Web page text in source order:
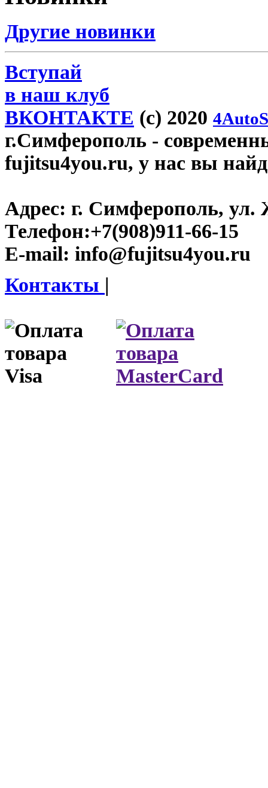
Другие новинки
Вступай
в наш клуб
ВКОНТАКТЕ (c) 2020
г.Симферополь -
fujitsu4you.ru, у нас вы
Адрес: г. Симферополь, ул.
Телефон:+7(908)911-66-15
E-mail: info@fujitsu4you.ru
Контакты |